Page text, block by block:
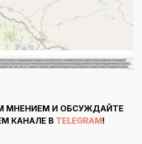
МНЕНИЕМ И ОБСУЖДАЙТЕ
КАНАЛЕ В TELEGRAM!